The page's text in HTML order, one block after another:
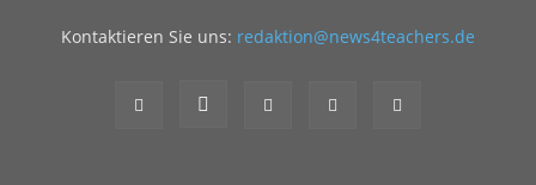
Kontaktieren Sie uns: redaktion@news4teachers.de